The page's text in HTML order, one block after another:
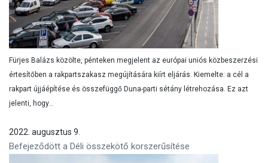
Fürjes Balázs közölte, pénteken megjelent az európai uniós közbeszerzési
értesítőben a rakpartszakasz megújítására kiírt eljárás. Kiemelte: a cél a
rakpart újjáépítése és összefüggő Duna-parti sétány létrehozása. Ez azt
jelenti, hogy...
2022. augusztus 9.
Befejeződött a Déli összekötő korszerűsítése